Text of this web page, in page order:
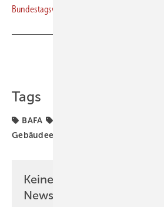
Bundestagswahl 2025
Tags
BAFA
Gebäudeenergiegesetz
Keine Zeit? Kein Problem
Newsletter!